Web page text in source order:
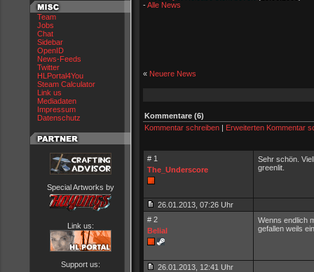
Team
Jobs
Chat
Sidebar
OpenID
News-Feeds
Twitter
HLPortal4You
Steam Calculator
Link us
Mediadaten
Impressum
Datenschutz
Special Artworks by
Link us:
Support us:
-Alle News
« Neuere News
Kommentare (6)
Kommentar schreiben | Erweiterten Kommentar
# 1
The_Underscore
Sehr schön.
greenlit.
26.01.2013, 07:26 Uhr
# 2
Belial
Wenns endlich
gefallen weils
26.01.2013, 12:41 Uhr